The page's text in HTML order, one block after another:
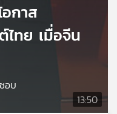
13:50
กาส
ทย เมื่อจีน
อบ